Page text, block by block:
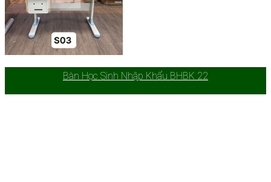
Bàn Học Sinh Nhập Khẩu BHBK 22